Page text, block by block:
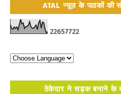
ATAL न्यूज़ के पाठकों की
22657722
ठेकेदार ने सड़क बनाने के